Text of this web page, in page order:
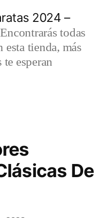
2024 –
Encontrarás todas
tienda, más
te esperan
De